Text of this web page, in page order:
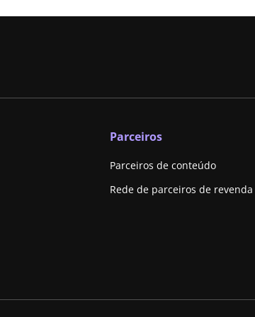
Parceiros
Parceiros de conteúdo
Rede de parceiros de revenda